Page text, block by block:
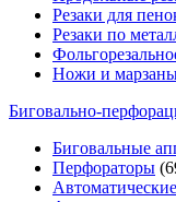
Резаки для
Резаки по
Ножи и
Биговально-
Биговальные
Перфораторы